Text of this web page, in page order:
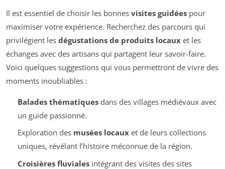
Il est essentiel de choisir les bonnes visites guidées pour
maximiser votre expérience. Recherchez des parcours qui
privilégient les dégustations de produits locaux et les
échanges avec des artisans qui partagent leur savoir-faire.
Voici quelques suggestions qui vous permettront de vivre des
moments inoubliables :
Balades thématiquesdans des villages médiévaux avec
un guide passionné.
Exploration des musées locauxet de leurs collections
uniques, révélant l’histoire méconnue de la région.
Croisières fluvialesintégrant des visites des sites